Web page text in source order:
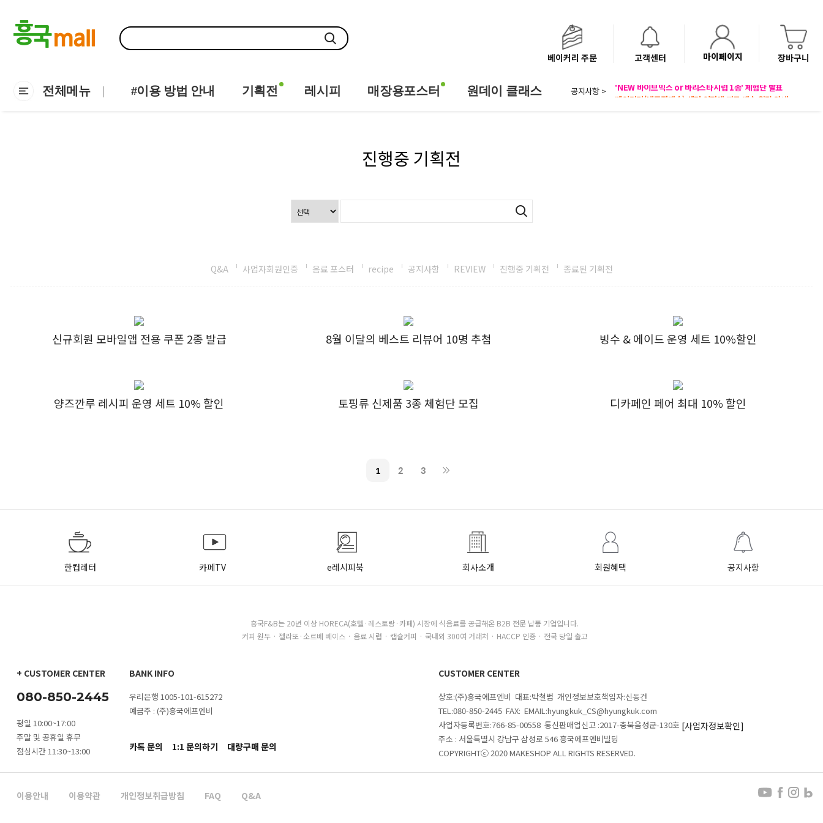
베이커리 주문 고객센터 마이페이지 장바구니
전체메뉴 #이용 방법 안내 기획전 레시피 매장용포스터 원데이 클래스 공지사항 >
8월 광복절 배송안내
진행중 기획전
Q&A 사업자회원인증 음료 포스터 recipe 공지사항 REVIEW 진행중 기획전 종료된 기획전
신규회원 모바일앱 전용 쿠폰 2종 발급 8월 이달의 베스트 리뷰어 10명 추첨 빙수 & 에이드 운영 세트 10%할인
양즈깐루 레시피 운영 세트 10% 할인 토핑류 신제품 3종 체험단 모집 디카페인 페어 최대 10% 할인
1 2 3
한컵레터 카페TV e레시피북 회사소개 회원혜택 공지사항
흥국F&B는 20년 이상 HORECA(호텔·레스토랑·카페) 시장에 식음료를 공급해온 B2B 전문 납품 기업입니다.
커피 원두 · 젤라또·소르베 베이스 · 음료 시럽 · 캡슐커피 · 국내외 300여 거래처 · HACCP 인증 · 전국 당일 출고
+ CUSTOMER CENTER
080-850-2445
평일 10:00~17:00
주말 및 공휴일 휴무
점심시간 11:30~13:00
BANK INFO
우리은행 1005-101-615272
예금주 : (주)흥국에프엔비
카톡 문의 1:1 문의하기 대량구매 문의
CUSTOMER CENTER
상호:(주)흥국에프엔비 대표:박철범 개인정보보호책임자:신동건
TEL:080-850-2445 FAX: EMAIL:hyungkuk_CS@hyungkuk.com
사업자등록번호:766-85-00558 통신판매업신고 :2017-충북음성군-130호 [사업자정보확인]
주소 : 서울특별시 강남구 삼성로 546 흥국에프엔비빌딩
COPYRIGHTⓒ 2020 MAKESHOP ALL RIGHTS RESERVED.
이용안내 이용약관 개인정보취급방침 FAQ Q&A